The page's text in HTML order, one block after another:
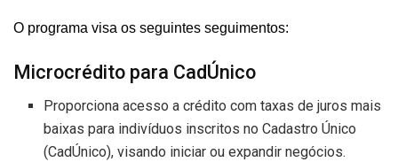
O programa visa os seguintes seguimentos:
Microcrédito para CadÚnico
Proporciona acesso a crédito com taxas de juros mais
baixas para indivíduos inscritos no Cadastro Único
(CadÚnico), visando iniciar ou expandir negócios.